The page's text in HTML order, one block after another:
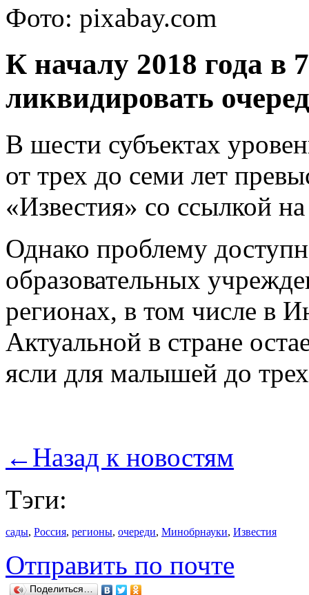
Фото: pixabay.com
К началу 2018 года в
ликвидировать
В шести субъектах
от трех до семи лет
«Известия» со ссылкой
Однако проблему
образовательных
регионах, в том числе в
Актуальной в стране
ясли для малышей до
← Назад к новостям
Тэги:
сады, Россия, регионы, очереди, Минобрнауки, Известия
Отправить по почте
Поделиться…